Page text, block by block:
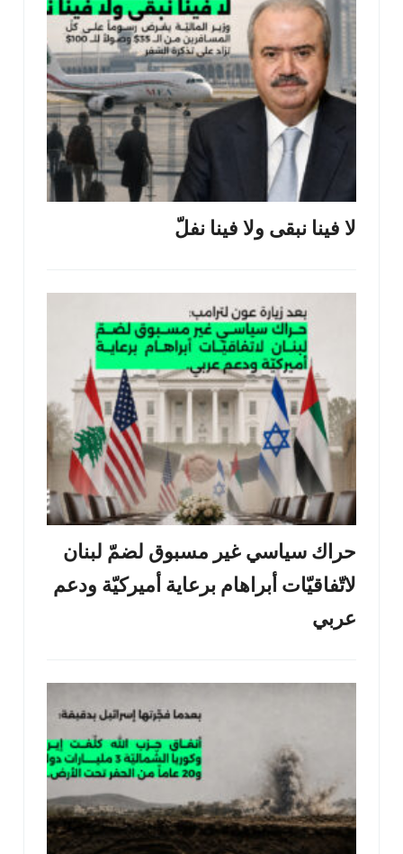
لا فينا نبقى ولا فينا نفلّ
حراك سياسي غير مسبوق لضمّ لبنان
لاتّفاقيّات أبراهام برعاية أميركيّة ودعم
عربي